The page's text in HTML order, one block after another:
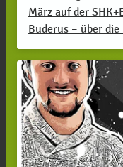
März auf der
Buderus – über